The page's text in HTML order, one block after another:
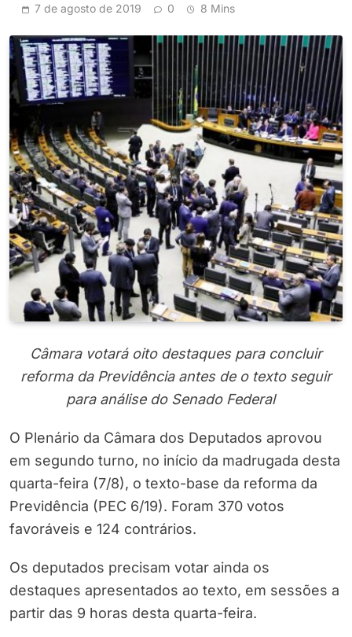
7 de agosto de 2019 0 8 Mins
Câmara votará oito destaques para concluir
reforma da Previdência antes de o texto seguir
para análise do Senado Federal
O Plenário da Câmara dos Deputados aprovou
em segundo turno, no início da madrugada desta
quarta-feira (7/8), o texto-base da reforma da
Previdência (PEC 6/19). Foram 370 votos
favoráveis e 124 contrários.
Os deputados precisam votar ainda os
destaques apresentados ao texto, em sessões a
partir das 9 horas desta quarta-feira.